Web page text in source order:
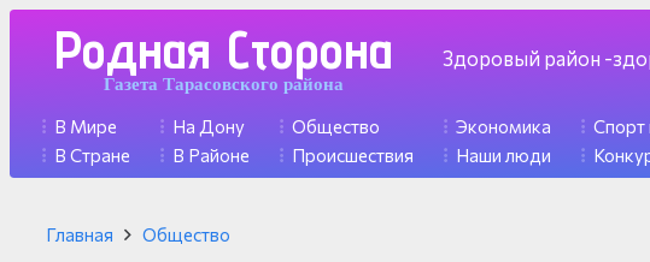
Родная Сторона
Газета Тарасовского района
Здоровый район -
В Мире
В Стране
На Дону
В Районе
Общество
Происшествия
Экономика
Наши люди
Спорт
Главная Общество